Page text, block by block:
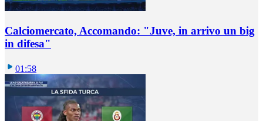
Calciomercato, Accomando: "Juve, in arrivo un big
in difesa"
01:58